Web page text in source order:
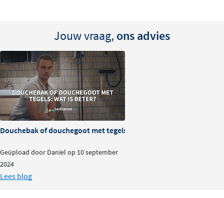
Jouw vraag, ons advies
Douchebak of douchegoot met tegels: wat is beter?
Geüpload door Daniel op 10 september
2024
Lees blog